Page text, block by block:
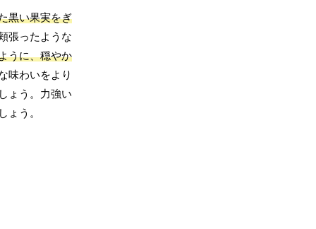
黒い果実をぎ
張ったような
うに、穏やか
味わいをより
ょう。力強い
ょう。